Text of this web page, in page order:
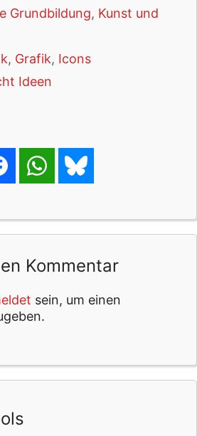
Grundbildung, Kunst und
, Grafik, Icons
Ideen
Kommentar
sein, um einen